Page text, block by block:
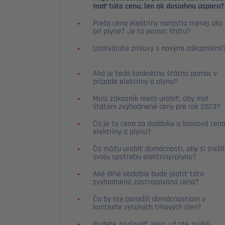
mať túto cenu, len ak dosiahnu úsporu?
Prečo cena elektriny narástla menej ako
pri plyne? Je to pomoc štátu?
Uzatvárate zmluvy s novými
Aká je teda konkrétne štátna pomoc v
prípade elektriny a plynu?
Musí zákazník niečo urobiť, aby mal
štátom zvýhodnené ceny pre rok 2023?
Čo je to cena za dodávku a koncová cena
elektriny a plynu?
Čo môžu urobiť domácnosti, aby si znížili
svoju spotrebu elektriny/plynu?
Aké dlhé obdobie bude platiť táto
zvýhodnená zastropovaná cena?
Čo by ste poradili domácnostiam v
kontexte vysokých trhových cien?